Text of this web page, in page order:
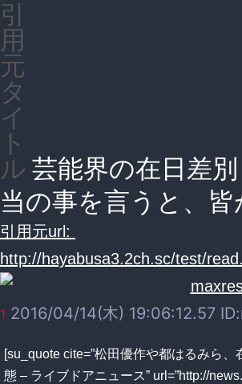
引
用
元
タ
イ
ト
ル 芸能界の在日差
当の事を言うと、皆
引用元url:
http://hayabusa3.2ch.sc/test/
1 2016/04/14(木) 19:06:12.57
[su_quote cite=”松田優作や都はるみら
態 – ライブドアニュース” url=”http://